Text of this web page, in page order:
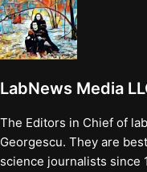
LabNews Media
The Editors in Chief of
Georgescu. They are
science journalists since